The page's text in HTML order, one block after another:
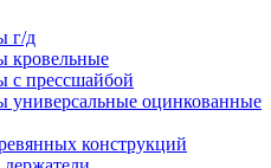
г/д
кровельные
с прессшайбой
универсальные оцинкованные
конструкций